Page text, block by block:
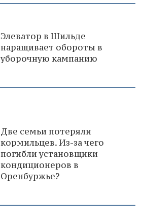
Элеватор в Шильде
наращивает обороты в
уборочную кампанию
Две семьи потеряли
кормильцев. Из-за чего
погибли установщики
кондиционеров в
Оренбуржье?